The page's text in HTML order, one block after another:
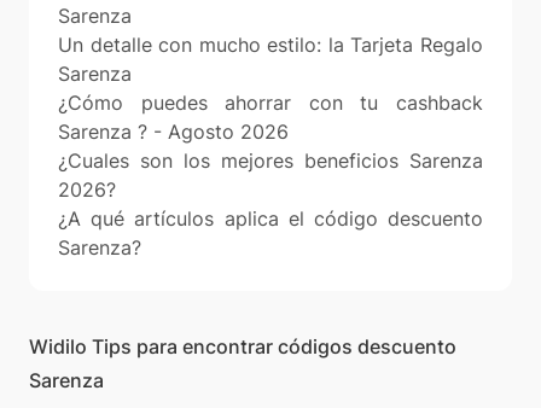
Sarenza
Un detalle con mucho estilo: la Tarjeta Regalo
Sarenza
¿Cómo puedes ahorrar con tu cashback
Sarenza ? - Agosto 2026
¿Cuales son los mejores beneficios Sarenza
2026?
¿A qué artículos aplica el código descuento
Sarenza?
Widilo Tips para encontrar códigos descuento
Sarenza